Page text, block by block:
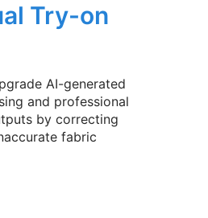
Try-on
AI-generated
and professional
by correcting
fabric